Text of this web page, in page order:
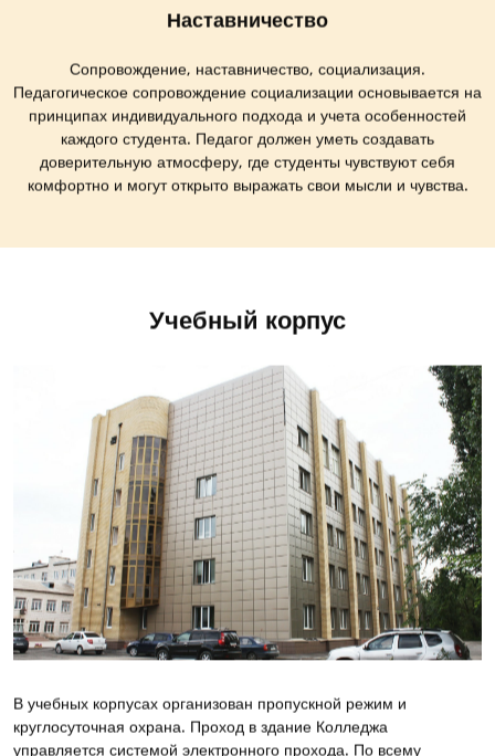
Наставничество
Сопровождение, наставничество, социализация.
Педагогическое сопровождение социализации основывается на
принципах индивидуального подхода и учета особенностей
каждого студента. Педагог должен уметь создавать
доверительную атмосферу, где студенты чувствуют себя
комфортно и могут открыто выражать свои мысли и чувства.
Учебный корпус
В учебных корпусах организован пропускной режим и
круглосуточная охрана. Проход в здание Колледжа
управляется системой электронного прохода. По всему